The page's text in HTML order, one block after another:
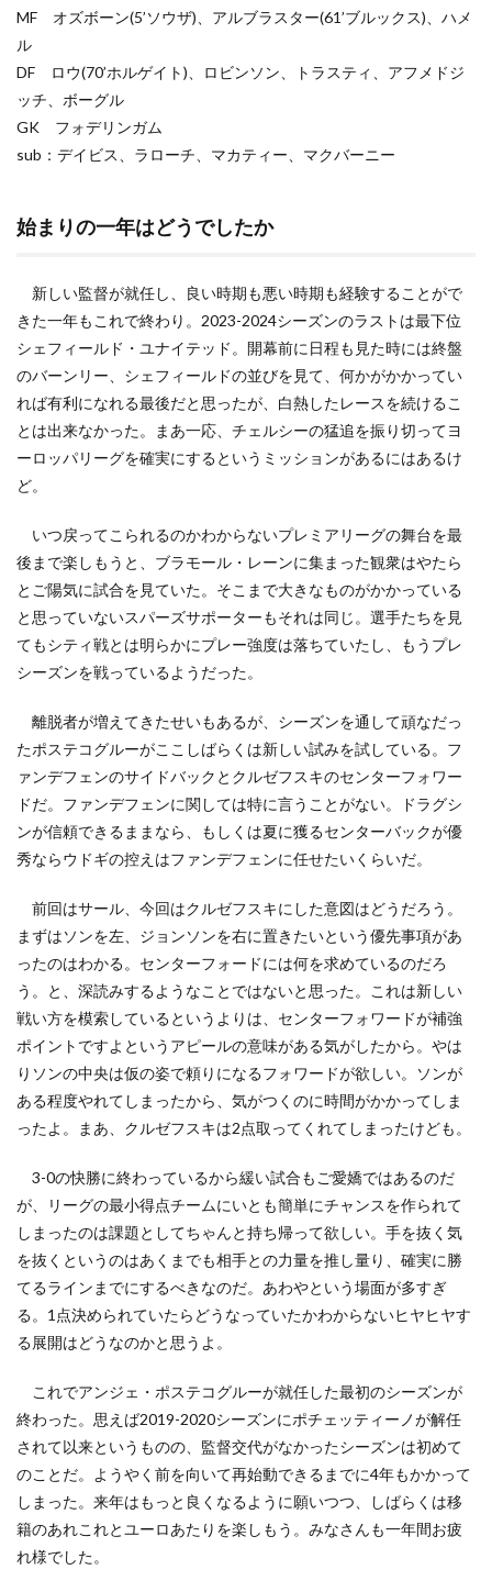
MF オズボーン(5’ソウザ)、アルブラスター(61’ブルックス)、ハメ
ル
DF ロウ(70’ホルゲイト)、ロビンソン、トラスティ、アフメドジ
ッチ、ボーグル
GK フォデリンガム
sub：デイビス、ラローチ、マカティー、マクバーニー
始まりの一年はどうでしたか
新しい監督が就任し、良い時期も悪い時期も経験することがで
きた一年もこれで終わり。2023-2024シーズンのラストは最下位
シェフィールド・ユナイテッド。開幕前に日程も見た時には終盤
のバーンリー、シェフィールドの並びを見て、何かがかかってい
れば有利になれる最後だと思ったが、白熱したレースを続けるこ
とは出来なかった。まあ一応、チェルシーの猛追を振り切ってヨ
ーロッパリーグを確実にするというミッションがあるにはあるけ
ど。
いつ戻ってこられるのかわからないプレミアリーグの舞台を最
後まで楽しもうと、ブラモール・レーンに集まった観衆はやたら
とご陽気に試合を見ていた。そこまで大きなものがかかっている
と思っていないスパーズサポーターもそれは同じ。選手たちを見
てもシティ戦とは明らかにプレー強度は落ちていたし、もうプレ
シーズンを戦っているようだった。
離脱者が増えてきたせいもあるが、シーズンを通して頑なだっ
たポステコグルーがここしばらくは新しい試みを試している。フ
ァンデフェンのサイドバックとクルゼフスキのセンターフォワー
ドだ。ファンデフェンに関しては特に言うことがない。ドラグシ
ンが信頼できるままなら、もしくは夏に獲るセンターバックが優
秀ならウドギの控えはファンデフェンに任せたいくらいだ。
前回はサール、今回はクルゼフスキにした意図はどうだろう。
まずはソンを左、ジョンソンを右に置きたいという優先事項があ
ったのはわかる。センターフォードには何を求めているのだろ
う。と、深読みするようなことではないと思った。これは新しい
戦い方を模索しているというよりは、センターフォワードが補強
ポイントですよというアピールの意味がある気がしたから。やは
りソンの中央は仮の姿で頼りになるフォワードが欲しい。ソンが
ある程度やれてしまったから、気がつくのに時間がかかってしま
ったよ。まあ、クルゼフスキは2点取ってくれてしまったけども。
3-0の快勝に終わっているから緩い試合もご愛嬌ではあるのだ
が、リーグの最小得点チームにいとも簡単にチャンスを作られて
しまったのは課題としてちゃんと持ち帰って欲しい。手を抜く気
を抜くというのはあくまでも相手との力量を推し量り、確実に勝
てるラインまでにするべきなのだ。あわやという場面が多すぎ
る。1点決められていたらどうなっていたかわからないヒヤヒヤす
る展開はどうなのかと思うよ。
これでアンジェ・ポステコグルーが就任した最初のシーズンが
終わった。思えば2019-2020シーズンにポチェッティーノが解任
されて以来というものの、監督交代がなかったシーズンは初めて
のことだ。ようやく前を向いて再始動できるまでに4年もかかって
しまった。来年はもっと良くなるように願いつつ、しばらくは移
籍のあれこれとユーロあたりを楽しもう。みなさんも一年間お疲
れ様でした。